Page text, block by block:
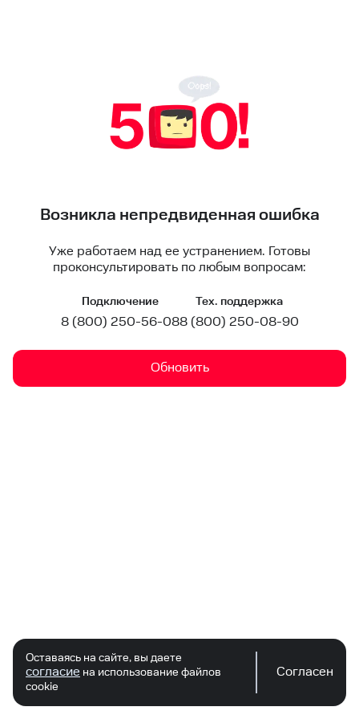
Возникла непредвиденная ошибка
Уже работаем над ее устранением. Готовы
проконсультировать по любым вопросам:
Подключение
8 (800) 250-56-08
Тех. поддержка
8 (800) 250-08-90
Обновить
Оставаясь на сайте, вы даете
согласие на использование файлов
cookie
Согласен